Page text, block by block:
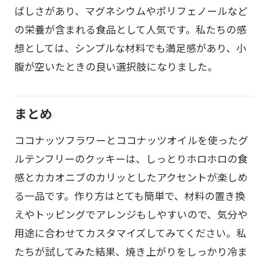
ばしさがあり、マグネシウムやポリフェノールなど
の栄養が含まれる食品として人気です。私たちの感
想としては、シンプルな材料でも満足感があり、小
腹が空いたときの良い選択肢になりました。
まとめ
ココナッツフラワーとココナッツオイルを使ったグ
ルテンフリーのクッキーは、しっとりホロホロの食
感とカカオニブのカリッとしたアクセントが楽しめ
る一品です。作り方はとても簡単で、材料の置き換
えやトッピングでアレンジもしやすいので、気分や
用途に合わせてカスタマイズしてみてください。私
たちが試してみた結果、焼き上がりをしっかり冷ま